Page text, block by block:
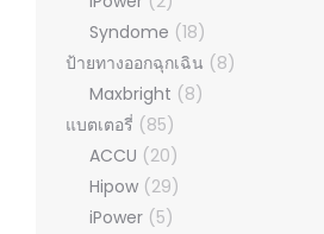
Syndome (18)
ป้ายทางออกฉุกเฉิน (8)
Maxbright (8)
แบตเตอรี่ (85)
ACCU (20)
Hipow (29)
iPower (5)